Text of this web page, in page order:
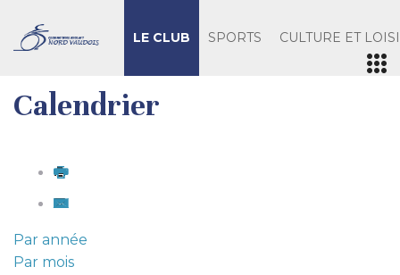
LE CLUB SPORTS CULTURE ET
Calendrier
Par année
Par mois